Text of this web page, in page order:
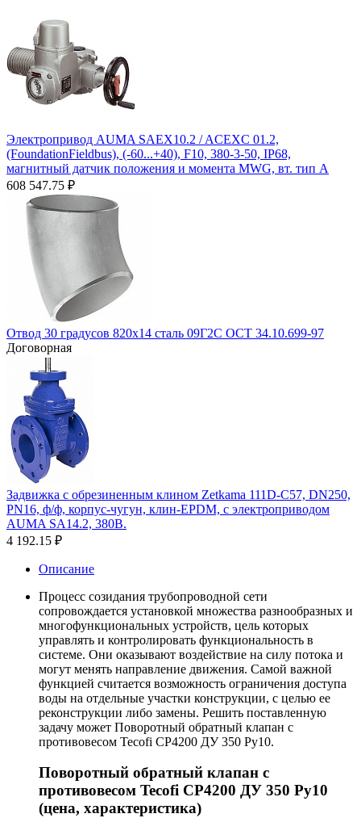
Электропривод AUMA SAEX10.2 / ACEXC 01.2,
(FoundationFieldbus), (-60...+40), F10, 380-3-50, IP68,
магнитный датчик положения и момента MWG, вт. тип А
608 547.75 ₽
Отвод 30 градусов 820х14 сталь 09Г2С ОСТ 34.10.699-97
Договорная
Задвижка с обрезиненным клином Zetkama 111D-C57, DN250,
PN16, ф/ф, корпус-чугун, клин-EPDM, с электроприводом
AUMA SA14.2, 380В.
4 192.15 ₽
Описание
Процесс созидания трубопроводной сети
сопровождается установкой множества разнообразных и
многофункциональных устройств, цель которых
управлять и контролировать функциональность в
системе. Они оказывают воздействие на силу потока и
могут менять направление движения. Самой важной
функцией считается возможность ограничения доступа
воды на отдельные участки конструкции, с целью ее
реконструкции либо замены. Решить поставленную
задачу может Поворотный обратный клапан с
противовесом Tecofi CP4200 ДУ 350 Ру10.
Поворотный обратный клапан с
противовесом Tecofi CP4200 ДУ 350 Ру10
(цена, характеристика)